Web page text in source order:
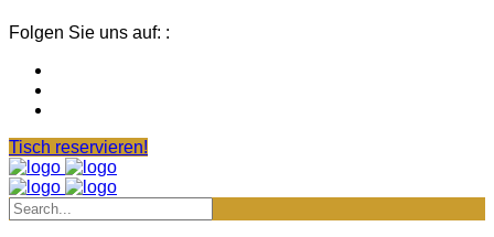
Folgen Sie uns auf: :
Tisch reservieren!